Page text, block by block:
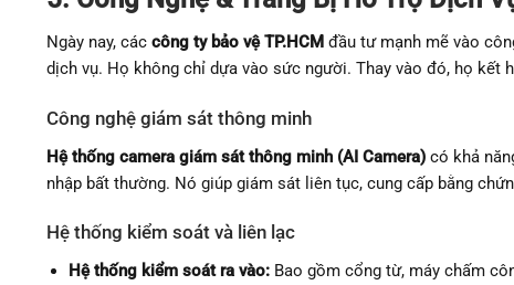
Ngày nay, các công ty bảo vệ TP.HCM đầu tư mạnh mẽ vào
dịch vụ. Họ không chỉ dựa vào sức người. Thay vào đó, họ kết
Công nghệ giám sát thông minh
Hệ thống camera giám sát thông minh (AI Camera) có khả
nhập bất thường. Nó giúp giám sát liên tục, cung cấp bằng
Hệ thống kiểm soát và liên lạc
Hệ thống kiểm soát ra vào:Bao gồm cổng từ, máy chấm